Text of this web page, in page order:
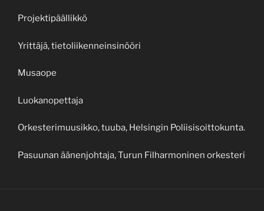
Projektipäällikkö
Yrittäjä, tietoliikenneinsinööri
Musaope
Luokanopettaja
Orkesterimuusikko, tuuba, Helsingin Poliisisoittokunta.
Pasuunan äänenjohtaja, Turun Filharmoninen orkesteri